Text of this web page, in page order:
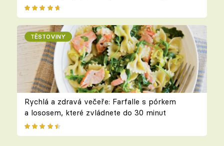
TĚSTOVINY
Rychlá a zdravá večeře: Farfalle s pórkem
a lososem, které zvládnete do 30 minut